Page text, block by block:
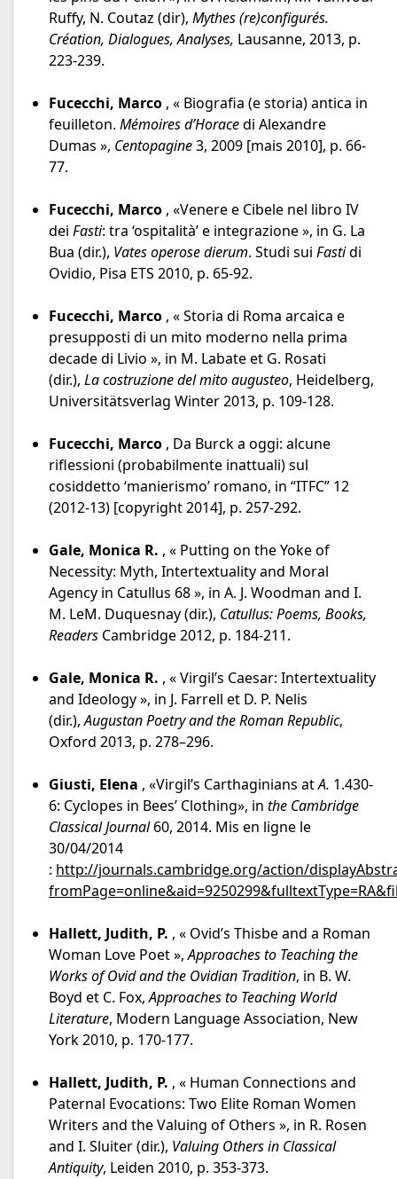
Ruffy, N. Coutaz (dir), Mythes (re)configurés.
Création, Dialogues, Analyses, Lausanne, 2013, p.
223-239.
Fucecchi, Marco , « Biografia (e storia) antica in
feuilleton. Mémoires d’Horacedi Alexandre
Dumas », Centopagine3, 2009 [mais 2010], p. 66-
77.
Fucecchi, Marco , «Venere e Cibele nel libro IV
dei Fasti: tra ‘ospitalità’ e integrazione », in G. La
Bua (dir.), Vates operose dierum. Studi sui Fastidi
Ovidio, Pisa ETS 2010, p. 65-92.
Fucecchi, Marco , « Storia di Roma arcaica e
presupposti di un mito moderno nella prima
decade di Livio », in M. Labate et G. Rosati
(dir.), La costruzione del mito augusteo, Heidelberg,
Universitätsverlag Winter 2013, p. 109-128.
Fucecchi, Marco , Da Burck a oggi: alcune
riflessioni (probabilmente inattuali) sul
cosiddetto ‘manierismo’ romano, in “ITFC” 12
(2012-13) [copyright 2014], p. 257-292.
Gale, Monica R. , « Putting on the Yoke of
Necessity: Myth, Intertextuality and Moral
Agency in Catullus 68 », in A. J. Woodman and I.
M. LeM. Duquesnay (dir.), Catullus: Poems, Books,
Readers Cambridge 2012, p. 184-211.
Gale, Monica R. , « Virgil’s Caesar: Intertextuality
and Ideology », in J. Farrell et D. P. Nelis
(dir.),Augustan Poetry and the Roman Republic,
Oxford 2013, p. 278–296.
Giusti, Elena , «Virgil’s Carthaginians atA. 1.430-
6: Cyclopes in Bees’ Clothing», in the Cambridge
Classical Journal60, 2014. Mis en ligne le
30/04/2014
: http://journals.cambridge.org/action/
Hallett, Judith, P. , « Ovid’s Thisbe and a Roman
Woman Love Poet »,Approaches to Teaching the
Works of Ovid and the Ovidian Tradition, in B. W.
Boyd et C. Fox,Approaches to Teaching World
Literature, Modern Language Association, New
York 2010, p. 170-177.
Hallett, Judith, P. , « Human Connections and
Paternal Evocations: Two Elite Roman Women
Writers and the Valuing of Others », in R. Rosen
and I. Sluiter (dir.), Valuing Others in Classical
Antiquity, Leiden 2010, p. 353-373.